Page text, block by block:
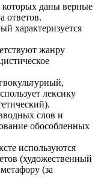
которых даны верные
ответов.
характеризуется
жанру
лексику
слов и
обособленных
используются
(художественный
(за